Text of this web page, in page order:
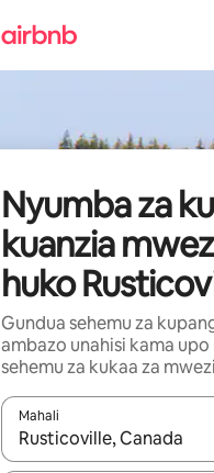
Nyumba za
kuanzia
huko
Gundua sehemu za
ambazo unahisi kama
sehemu za kukaa za
Mahali
Wakati matokeo